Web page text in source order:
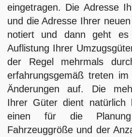
eingetragen. Die Adresse
und die Adresse Ihrer
notiert und dann geht
Auflistung Ihrer
der Regel mehrmals
erfahrungsgemäß treten im
Änderungen auf. Die
Ihrer Güter dient natürlich
einen für die
Fahrzeuggröße und der